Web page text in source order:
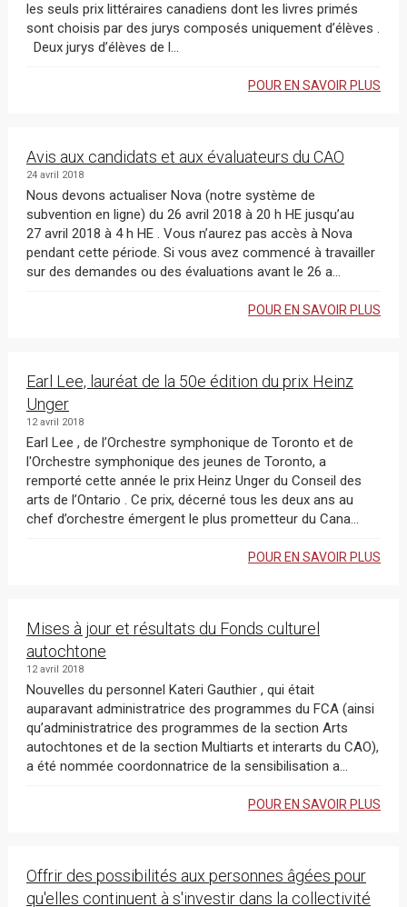
les seuls prix littéraires canadiens dont les livres primés
sont choisis par des jurys composés uniquement d’élèves .
Deux jurys d’élèves de l...
POUR EN SAVOIR PLUS
Avis aux candidats et aux évaluateurs du CAO
24 avril 2018
Nous devons actualiser Nova (notre système de
subvention en ligne) du 26 avril 2018 à 20 h HE jusqu’au
27 avril 2018 à 4 h HE . Vous n’aurez pas accès à Nova
pendant cette période. Si vous avez commencé à travailler
sur des demandes ou des évaluations avant le 26 a...
POUR EN SAVOIR PLUS
Earl Lee, lauréat de la 50e édition du prix Heinz
Unger
12 avril 2018
Earl Lee , de l’Orchestre symphonique de Toronto et de
l'Orchestre symphonique des jeunes de Toronto, a
remporté cette année le prix Heinz Unger du Conseil des
arts de l’Ontario . Ce prix, décerné tous les deux ans au
chef d’orchestre émergent le plus prometteur du Cana...
POUR EN SAVOIR PLUS
Mises à jour et résultats du Fonds culturel
autochtone
12 avril 2018
Nouvelles du personnel Kateri Gauthier , qui était
auparavant administratrice des programmes du FCA (ainsi
qu’administratrice des programmes de la section Arts
autochtones et de la section Multiarts et interarts du CAO),
a été nommée coordonnatrice de la sensibilisation a...
POUR EN SAVOIR PLUS
Offrir des possibilités aux personnes âgées pour
qu'elles continuent à s'investir dans la collectivité